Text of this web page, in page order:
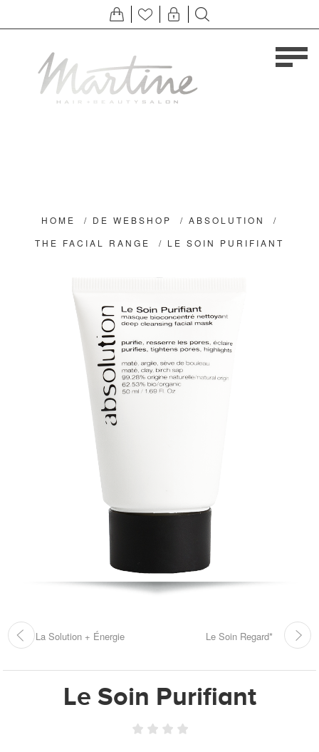
HOME / DE WEBSHOP / ABSOLUTION
/
THE FACIAL RANGE
/ LE SOIN PURIFIANT
La Solution + Énergie Le Soin Regard*
Le Soin Purifiant